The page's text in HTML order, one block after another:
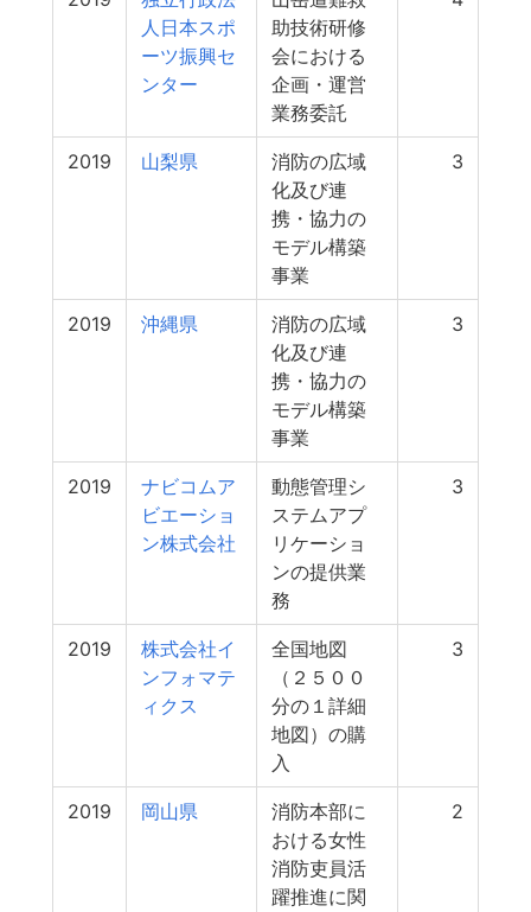
人日本スポ
ーツ振興セ
ンター
助技術研修
会における
企画・運営
業務委託
2019 山梨県
消防の広域
化及び連
携・協力の
モデル構築
事業
3
2019 沖縄県
消防の広域
化及び連
携・協力の
モデル構築
事業
3
2019
ナビコムア
ビエーショ
ン株式会社
動態管理シ
ステムアプ
リケーショ
ンの提供業
務
3
2019
株式会社イ
ンフォマテ
ィクス
全国地図
（２５００
分の１詳細
地図）の購
入
3
2019 岡山県
消防本部に
おける女性
消防吏員活
躍推進に関
2